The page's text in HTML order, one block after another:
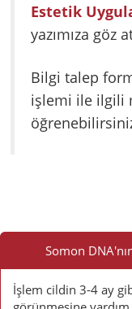
Estetik
yazımıza göz
Bilgi talep
işlemi ile ilgili
Sorulan
Sorular
Somon
İşlem cildin 3-4 ay